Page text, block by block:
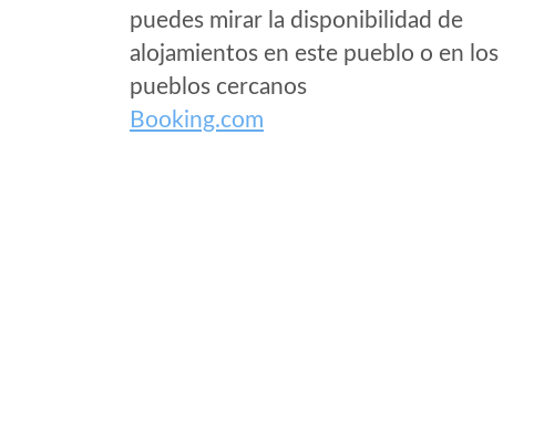
puedes mirar la disponibilidad de
alojamientos en este pueblo o en los
pueblos cercanos
Booking.com